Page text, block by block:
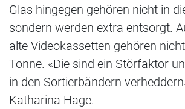
Glas hingegen gehören nicht in
sondern werden extra entsorgt.
alte Videokassetten gehören
Tonne. «Die sind ein Störfaktor
in den Sortierbändern
Katharina Hage.